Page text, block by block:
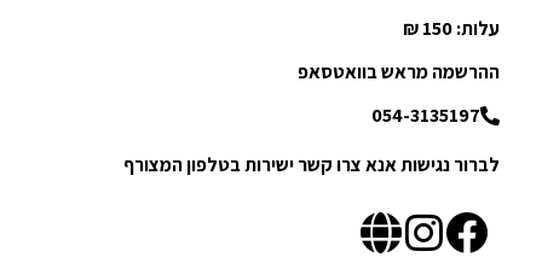
עלות: 150 ₪
ההרשמה מראש בוואטסאפ
054-3135197
לברור נגישות אנא צרו קשר ישירות בטלפון המצורף